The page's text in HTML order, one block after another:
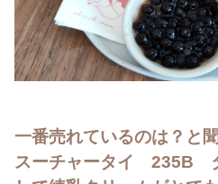
一番売れているのは？と
スーチャータイ 235B